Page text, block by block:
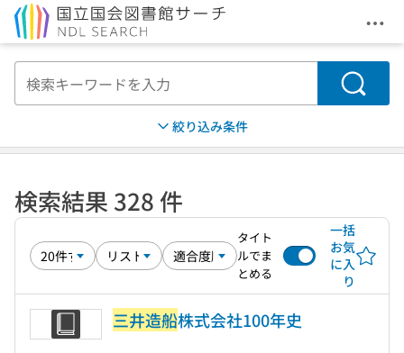
メ
検索
絞り込み条件
検索結果 328 件
タイト
ルでま
とめる
一括
お気
に入
り
三井造船株式会社100年史